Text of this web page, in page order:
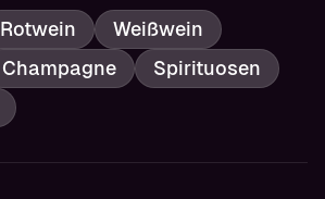
Rotwein
Weißwein
Champagne
Spirituosen